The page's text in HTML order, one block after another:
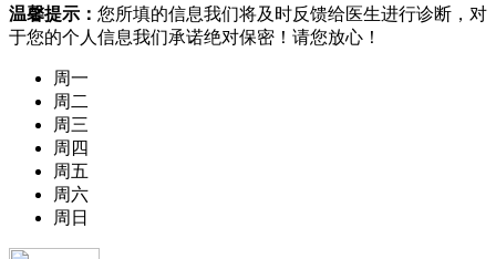
温馨提示： 您所填的信息我们将及时反馈给医生进行诊断，对
于您的个人信息我们承诺绝对保密！请您放心！
周一
周二
周三
周四
周五
周六
周日